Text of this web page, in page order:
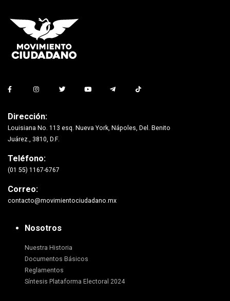
Dirección:
Louisiana No. 113 esq. Nueva York, Nápoles, Del. Benito
Juárez., 3810, D.F.
Teléfono:
(01 55) 1167-6767
Correo:
contacto@movimientociudadano.mx
Nosotros
Nuestra Historia
Documentos Básicos
Reglamentos
Síntesis Plataforma Electoral 2024